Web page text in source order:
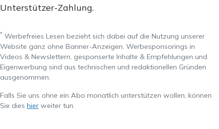
Unterstützer-Zahlung.
* Werbefreies Lesen bezieht sich dabei auf die Nutzung unserer
Website ganz ohne Banner-Anzeigen. Werbesponsorings in
Videos & Newslettern, gesponserte Inhalte & Empfehlungen und
Eigenwerbung sind aus technischen und redaktionellen Gründen
ausgenommen.
Falls Sie uns ohne ein Abo monatlich unterstützen wollen, können
Sie dies hier weiter tun.